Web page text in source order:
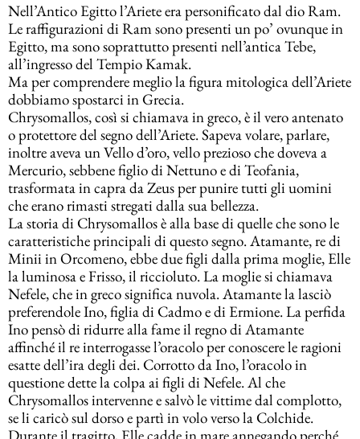
Nell’Antico Egitto l’Ariete era personificato dal dio Ram.
Le raffigurazioni di Ram sono presenti un po’ ovunque in
Egitto, ma sono soprattutto presenti nell’antica Tebe,
all’ingresso del Tempio Kamak.
Ma per comprendere meglio la figura mitologica dell’Ariete
dobbiamo spostarci in Grecia.
Chrysomallos, così si chiamava in greco, è il vero antenato
o protettore del segno dell’Ariete. Sapeva volare, parlare,
inoltre aveva un Vello d’oro, vello prezioso che doveva a
Mercurio, sebbene figlio di Nettuno e di Teofania,
trasformata in capra da Zeus per punire tutti gli uomini
che erano rimasti stregati dalla sua bellezza.
La storia di Chrysomallos è alla base di quelle che sono le
caratteristiche principali di questo segno. Atamante, re di
Minii in Orcomeno, ebbe due figli dalla prima moglie, Elle
la luminosa e Frisso, il riccioluto. La moglie si chiamava
Nefele, che in greco significa nuvola. Atamante la lasciò
preferendole Ino, figlia di Cadmo e di Ermione. La perfida
Ino pensò di ridurre alla fame il regno di Atamante
affinché il re interrogasse l’oracolo per conoscere le ragioni
esatte dell’ira degli dei. Corrotto da Ino, l’oracolo in
questione dette la colpa ai figli di Nefele. Al che
Chrysomallos intervenne e salvò le vittime dal complotto,
se li caricò sul dorso e partì in volo verso la Colchide.